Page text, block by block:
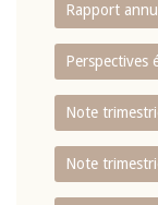
Rapport
Perspectives
Note
Note